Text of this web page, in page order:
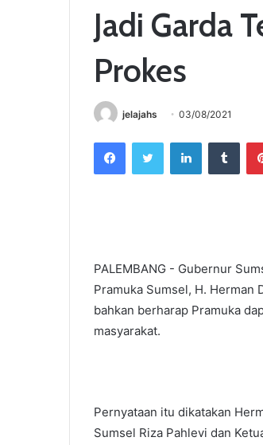
Jadi Garda
Prokes
jelajahs 03/08/2021
PALEMBANG - Gubernur
Pramuka Sumsel, H. Herman
bahkan berharap Pramuka
masyarakat.
Pernyataan itu dikatakan
Sumsel Riza Pahlevi dan